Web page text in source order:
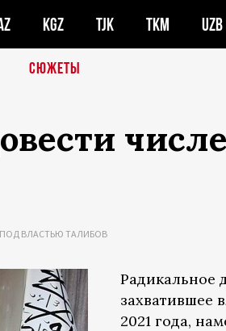
KGZ TJK TKM UZB
СЮЖЕТЫ
ВЛАСТЬЮ ТАЛИБОВ
Радикальное
захватившее
2021 года,